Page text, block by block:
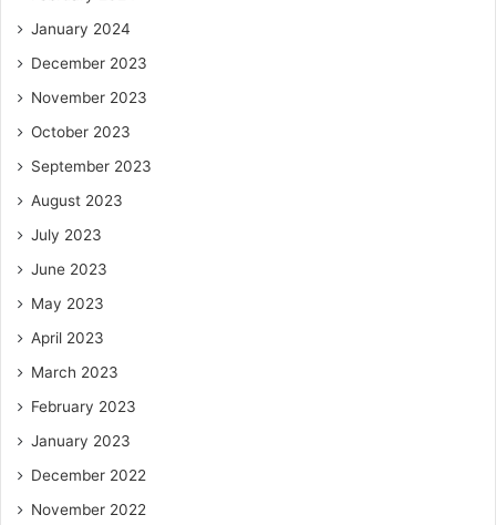
January 2024
December 2023
November 2023
October 2023
September 2023
August 2023
July 2023
June 2023
May 2023
April 2023
March 2023
February 2023
January 2023
December 2022
November 2022